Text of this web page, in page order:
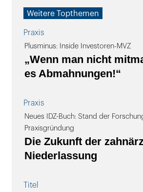
Weitere Topthemen
Praxis
Plusminus: Inside Investoren-MVZ
„Wenn man nicht
es Abmahnungen!“
Praxis
Neues IDZ-Buch: Stand der
Praxisgründung
Die Zukunft der
Niederlassung
Titel